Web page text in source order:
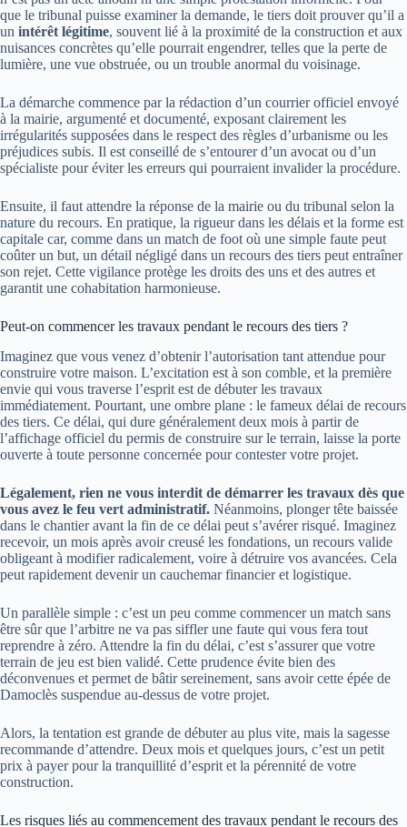
que le tribunal puisse examiner la demande, le tiers doit prouver qu’il a
un intérêt légitime, souvent lié à la proximité de la construction et aux
nuisances concrètes qu’elle pourrait engendrer, telles que la perte de
lumière, une vue obstruée, ou un trouble anormal du voisinage.
La démarche commence par la rédaction d’un courrier officiel envoyé
à la mairie, argumenté et documenté, exposant clairement les
irrégularités supposées dans le respect des règles d’urbanisme ou les
préjudices subis. Il est conseillé de s’entourer d’un avocat ou d’un
spécialiste pour éviter les erreurs qui pourraient invalider la procédure.
Ensuite, il faut attendre la réponse de la mairie ou du tribunal selon la
nature du recours. En pratique, la rigueur dans les délais et la forme est
capitale car, comme dans un match de foot où une simple faute peut
coûter un but, un détail négligé dans un recours des tiers peut entraîner
son rejet. Cette vigilance protège les droits des uns et des autres et
garantit une cohabitation harmonieuse.
Peut-on commencer les travaux pendant le recours des tiers ?
Imaginez que vous venez d’obtenir l’autorisation tant attendue pour
construire votre maison. L’excitation est à son comble, et la première
envie qui vous traverse l’esprit est de débuter les travaux
immédiatement. Pourtant, une ombre plane : le fameux délai de recours
des tiers. Ce délai, qui dure généralement deux mois à partir de
l’affichage officiel du permis de construire sur le terrain, laisse la porte
ouverte à toute personne concernée pour contester votre projet.
Légalement, rien ne vous interdit de démarrer les travaux dès que
vous avez le feu vert administratif. Néanmoins, plonger tête baissée
dans le chantier avant la fin de ce délai peut s’avérer risqué. Imaginez
recevoir, un mois après avoir creusé les fondations, un recours valide
obligeant à modifier radicalement, voire à détruire vos avancées. Cela
peut rapidement devenir un cauchemar financier et logistique.
Un parallèle simple : c’est un peu comme commencer un match sans
être sûr que l’arbitre ne va pas siffler une faute qui vous fera tout
reprendre à zéro. Attendre la fin du délai, c’est s’assurer que votre
terrain de jeu est bien validé. Cette prudence évite bien des
déconvenues et permet de bâtir sereinement, sans avoir cette épée de
Damoclès suspendue au-dessus de votre projet.
Alors, la tentation est grande de débuter au plus vite, mais la sagesse
recommande d’attendre. Deux mois et quelques jours, c’est un petit
prix à payer pour la tranquillité d’esprit et la pérennité de votre
construction.
Les risques liés au commencement des travaux pendant le recours des